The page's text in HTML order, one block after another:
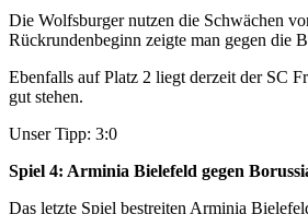
Die Wolfsburger nutzen die Schwächen
Rückrundenbeginn zeigte man gegen die
Ebenfalls auf Platz 2 liegt derzeit der SC
gut stehen.
Unser Tipp: 3:0
Spiel 4: Arminia Bielefeld gegen
Das letzte Spiel bestreiten Arminia